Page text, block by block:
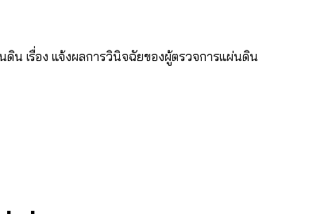
น เรื่อง แจ้งผลการวินิจฉัยของผู้ตรวจการแผ่นดิน